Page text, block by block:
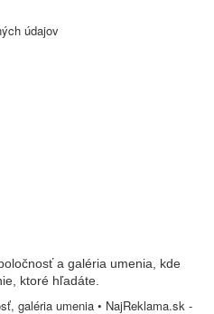
údajov
a galéria umenia, kde
ktoré hľadáte.
galéria umenia • NajReklama.sk -